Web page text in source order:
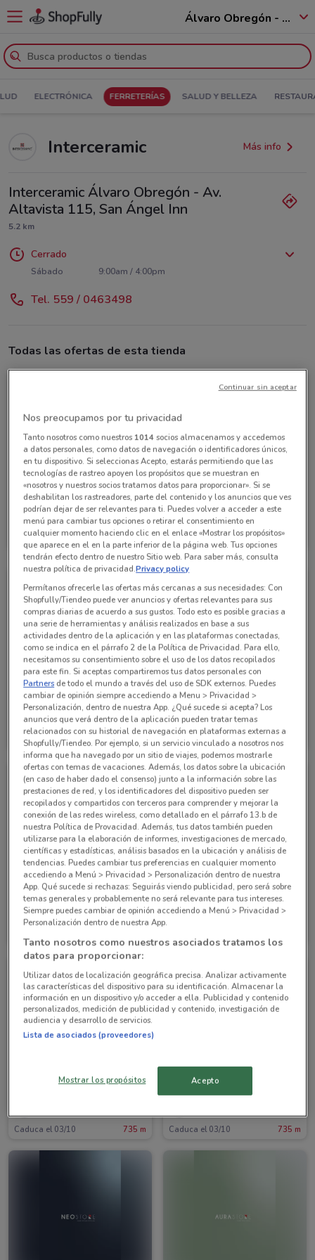
Álvaro Obregón - 01520
ELECTRÓNICA FERRETERÍAS SALUD Y BELLEZA
Interceramic Más info
Interceramic Álvaro Obregón - Av.
Altavista 115, San Ángel Inn
5.2 km
Cerrado
Sábado 9:00am / 4:00pm
Tel. 559 / 0463498
Todas las ofertas de esta tienda
Interceramic
Caduca el 31/12 735 m
Interceramic
Caduca el 03/10 735 m
Interceramic
Caduca el 03/10 735 m
Interceramic Interceramic
Caduca el 03/10 735 m Caduca el 03/10 735 m
Nos preocupamos por tu privacidad
Tanto nosotros como nuestros 1014socios almacenamos y accedemos
a datos personales, como datos de navegación o identificadores únicos,
en tu dispositivo. Si seleccionas Acepto, estarás permitiendo que las
tecnologías de rastreo apoyen los propósitos que se muestran en
«nosotros y nuestros socios tratamos datos para proporcionar». Si se
deshabilitan los rastreadores, parte del contenido y los anuncios que ves
podrían dejar de ser relevantes para ti. Puedes volver a acceder a este
menú para cambiar tus opciones o retirar el consentimiento en
cualquier momento haciendo clic en el enlace «Mostrar los propósitos»
que aparece en el en la parte inferior de la página web. Tus opciones
tendrán efecto dentro de nuestro Sitio web. Para saber más, consulta
nuestra política de privacidad.Privacy policy
Permítanos ofrecerle las ofertas más cercanas a sus necesidades: Con
Shopfully/Tiendeo puede ver anuncios y ofertas relevantes para sus
compras diarias de acuerdo a sus gustos. Todo esto es posible gracias a
una serie de herramientas y análisis realizados en base a sus
actividades dentro de la aplicación y en las plataformas conectadas,
como se indica en el párrafo 2 de la Política de Privacidad. Para ello,
necesitamos su consentimiento sobre el uso de los datos recopilados
para este fin. Si aceptas compartiremos tus datos personales con
Partners de todo el mundo a través del uso de SDK externos. Puedes
cambiar de opinión siempre accediendo a Menu > Privacidad >
Personalización, dentro de nuestra App. ¿Qué sucede si acepta? Los
anuncios que verá dentro de la aplicación pueden tratar temas
relacionados con su historial de navegación en plataformas externas a
Shopfully/Tiendeo. Por ejemplo, si un servicio vinculado a nosotros nos
informa que ha navegado por un sitio de viajes, podemos mostrarle
ofertas con temas de vacaciones. Además, los datos sobre la ubicación
(en caso de haber dado el consenso) junto a la información sobre las
prestaciones de red, y los identificadores del dispositivo pueden ser
recopilados y compartidos con terceros para comprender y mejorar la
conexión de las redes wireless, como detallado en el párrafo 13.b de
nuestra Política de Provacidad. Además, tus datos también pueden
utilizarse para la elaboración de informes, investigaciones de mercado,
científicas y estadísticas, análisis basados en la ubicación y análisis de
tendencias. Puedes cambiar tus preferencias en cualquier momento
accediendo a Menú > Privacidad > Personalización dentro de nuestra
App. Qué sucede si rechazas: Seguirás viendo publicidad, pero será sobre
temas generales y probablemente no será relevante para tus intereses.
Siempre puedes cambiar de opinión accediendo a Menú > Privacidad >
Personalización dentro de nuestra App.
Tanto nosotros como nuestros asociados tratamos los
datos para proporcionar:
Utilizar datos de localización geográfica precisa. Analizar activamente
las características del dispositivo para su identificación. Almacenar la
información en un dispositivo y/o acceder a ella. Publicidad y contenido
personalizados, medición de publicidad y contenido, investigación de
audiencia y desarrollo de servicios.
Lista de asociados (proveedores)
Mostrar los propósitos Acepto
Continuar sin aceptar